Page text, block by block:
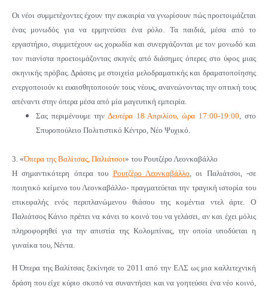
Οι νέοι συμμετέχοντες έχουν την ευκαιρία να γνωρίσουν πώς προετοιμάζεται
ένας μονωδός για να ερμηνεύσει ένα ρόλο. Τα παιδιά, μέσα από το
εργαστήριο, συμμετέχουν ως χορωδία και συνεργάζονται με τον μονωδό και
τον πιανίστα προετοιμάζοντας σκηνές από διάσημες όπερες στο ύφος μιας
σκηνικής πρόβας. Δράσεις με στοιχεία μελοδραματικής και δραματοποίησης
ενεργοποιούν κι ευαισθητοποιούν τους νέους, ανανεώνοντας την οπτική τους
απέναντι στην όπερα μέσα από μία μαγευτική εμπειρία.
Σας περιμένουμε την Δευτέρα 18 Απριλίου, ώρα 17:00-19:00 , στο
Σπυροπούλειο Πολιτιστικό Κέντρο, Νέο Ψυχικό.
3. «Όπερα της Βαλίτσας, Παλιάτσοι» του Ρουτζέρο Λεονκαβάλλο
Η σημαντικότερη όπερα του Ρουτζέρο Λεονκαβάλλο , οι Παλιάτσοι, -σε
ποιητικό κείμενο του Λεονκαβάλλο- πραγματεύεται την τραγική ιστορία του
επικεφαλής ενός περιπλανώμενου θιάσου της κομέντια ντελ άρτε. Ο
Παλιάτσος Κάνιο πρέπει να κάνει το κοινό του να γελάσει, αν και έχει μόλις
πληροφορηθεί για την απιστία της Κολομπίνας, την οποία υποδύεται η
γυναίκα του, Νέντα.
Η Όπερα της Βαλίτσας ξεκίνησε το 2011 από την ΕΛΣ ως μια καλλιτεχνική
δράση που είχε κύριο σκοπό να συναντήσει και να γοητεύσει ένα νέο κοινό,